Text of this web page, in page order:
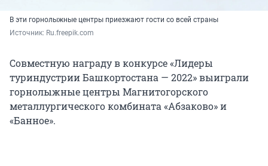
В эти горнолыжные центры приезжают гости со всей страны
Источник: Ru.freepik.com
Совместную награду в конкурсе «Лидеры
туриндустрии Башкортостана — 2022» выиграли
горнолыжные центры Магнитогорского
металлургического комбината «Абзаково» и
«Банное».